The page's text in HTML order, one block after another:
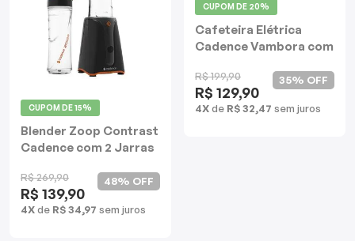
CUPOM DE15%
Blender Zoop Contrast
Cadence com 2 Jarras
R$ 269,90
R$ 139,90
4Xde R$ 34,97 sem juros
48% OFF
CUPOM DE 20%
Cafeteira Elétrica
Cadence Vambora com
R$ 199,90
R$ 129,90
4Xde R$ 32,47 sem juros
35% OFF